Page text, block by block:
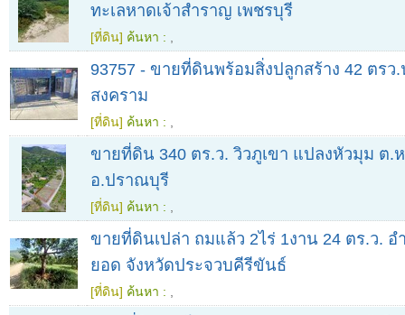
ทะเลหาดเจ้าสำราญ เพชรบุรี
[ที่ดิน] ค้นหา :
93757 - ขายที่ดินพร้อมสิ่งปลูกสร้าง 42 ตร
สงคราม
[ที่ดิน] ค้นหา :
ขายที่ดิน 340 ตร.ว. วิวภูเขา แปลงหัวมุม ต.
อ.ปราณบุรี
[ที่ดิน] ค้นหา :
ขายที่ดินเปล่า ถมแล้ว 2ไร่ 1งาน 24 ตร.ว. อ
ยอด จังหวัดประจวบคีรีขันธ์
[ที่ดิน] ค้นหา :